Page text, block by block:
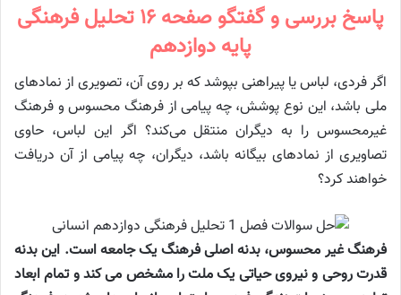
پاسخ بررسی و گفتگو صفحه ۱۶ تحلیل فرهنگی
پایه دوازدهم
اگر فردی، لباس یا پیراهنی بپوشد که بر روی آن، تصویری از نمادهای
ملی باشد، این نوع پوشش، چه پیامی از فرهنگ محسوس و فرهنگ
غیرمحسوس را به دیگران منتقل می‌کند؟ اگر این لباس، حاوی
تصاویری از نمادهای بیگانه باشد، دیگران، چه پیامی از آن دریافت
خواهند کرد؟
فرهنگ غیر محسوس، بدنه اصلی فرهنگ یک جامعه است. این بدنه
قدرت روحی و نیروی حیاتی یک ملت را مشخص می کند و تمام ابعاد